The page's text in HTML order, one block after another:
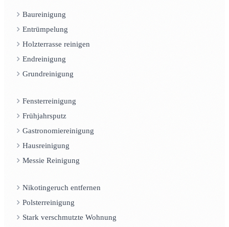
Baureinigung
Entrümpelung
Holzterrasse reinigen
Endreinigung
Grundreinigung
Fensterreinigung
Frühjahrsputz
Gastronomiereinigung
Hausreinigung
Messie Reinigung
Nikotingeruch entfernen
Polsterreinigung
Stark verschmutzte Wohnung